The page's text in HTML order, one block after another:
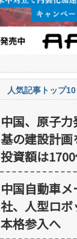
人気記事トップ10
中国、原子
基の建設計
投資額は
中国自動車
社、人型ロボ
本格参入へ